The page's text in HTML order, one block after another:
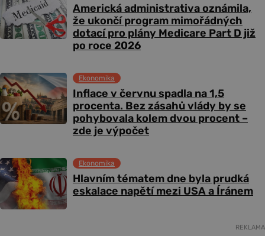
Americká administrativa oznámila,
že ukončí program mimořádných
dotací pro plány Medicare Part D již
po roce 2026
Inflace v červnu spadla na 1,5
procenta. Bez zásahů vlády by se
pohybovala kolem dvou procent –
zde je výpočet
Ekonomika
Hlavním tématem dne byla prudká
eskalace napětí mezi USA a Íránem
Ekonomika
REKLAMA